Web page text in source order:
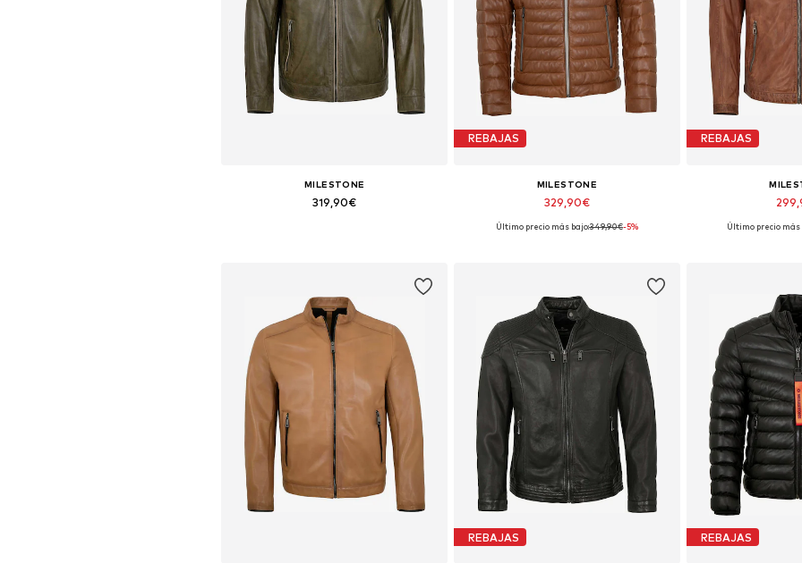
MILESTONE
319,90€
REBAJAS
MILESTONE
329,90€
Tallas disponibles: M, XL, XXL, XXXL, 4XL
Último precio más bajo:349,90€-5%
REBAJAS
Tallas disponibles:
Último precio más
REBAJAS REBAJAS